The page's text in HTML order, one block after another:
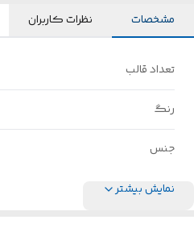
مشخصات نظرات کاربران
تعداد قالب
رنگ
جنس
نمایش بیشتر